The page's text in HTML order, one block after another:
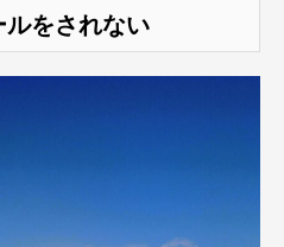
ルをされない